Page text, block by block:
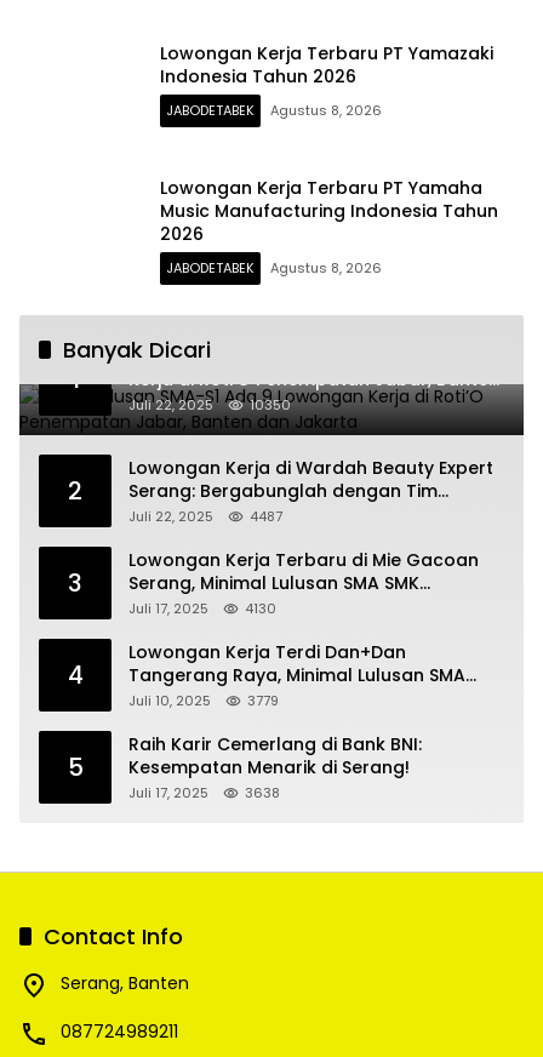
Lowongan Kerja Terbaru PT Yamazaki
Indonesia Tahun 2026
JABODETABEK Agustus 8, 2026
Lowongan Kerja Terbaru PT Yamaha
Music Manufacturing Indonesia Tahun
2026
JABODETABEK Agustus 8, 2026
Banyak Dicari
1
Untuk Lulusan SMA-S1 Ada 9 Lowongan
Kerja di Roti’O Penempatan Jabar, Banten
dan Jakarta
Juli 22, 2025 10350
2
Lowongan Kerja di Wardah Beauty Expert
Serang: Bergabunglah dengan Tim
Kecantikan
Juli 22, 2025 4487
3
Lowongan Kerja Terbaru di Mie Gacoan
Serang, Minimal Lulusan SMA SMK
Sederajat
Juli 17, 2025 4130
4
Lowongan Kerja Terdi Dan+Dan
Tangerang Raya, Minimal Lulusan SMA
SMK
Juli 10, 2025 3779
5
Raih Karir Cemerlang di Bank BNI:
Kesempatan Menarik di Serang!
Juli 17, 2025 3638
Contact Info
Serang, Banten
087724989211